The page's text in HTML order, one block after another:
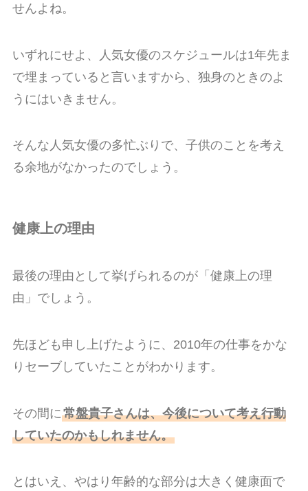
せんよね。
いずれにせよ、人気女優のスケジュールは1年先ま
で埋まっていると言いますから、独身のときのよ
うにはいきません。
そんな人気女優の多忙ぶりで、子供のことを考え
る余地がなかったのでしょう。
健康上の理由
最後の理由として挙げられるのが「健康上の理
由」でしょう。
先ほども申し上げたように、2010年の仕事をかな
りセーブしていたことがわかります。
その間に常盤貴子さんは、今後について考え行動
していたのかもしれません。
とはいえ、やはり年齢的な部分は大きく健康面で